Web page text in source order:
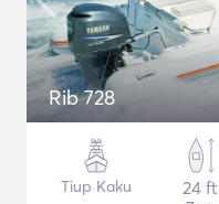
Rib 728
Tiup Kaku
24 ft